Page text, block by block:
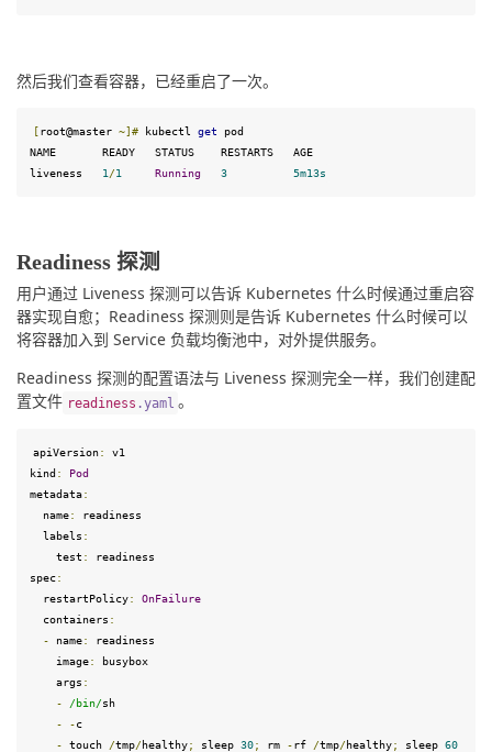
然后我们查看容器，已经重启了一次。
[root@master ~] # kubectl get pod
NAME       READY   STATUS    RESTARTS   AGE
liveness
1/1 Running 3 5m13s
Readiness 探测
用户通过 Liveness 探测可以告诉 Kubernetes 什么时候通过重启容
器实现自愈；Readiness 探测则是告诉 Kubernetes 什么时候可以
将容器加入到 Service 负载均衡池中，对外提供服务。
Readiness 探测的配置语法与 Liveness 探测完全一样，我们创建配
置文件 readiness .yaml 。
apiVersion:
v1
kind :
Pod
metadata:
  name
:
readiness
  labels
:
test :
spec:
  restartPolicy
:
OnFailure
  containers
:
- name:
readiness
    image
:
busybox
    args
:
-
/bin/sh
-
-c
- touch /tmp/healthy; sleep 30; rm -rf /tmp/healthy; sleep 60